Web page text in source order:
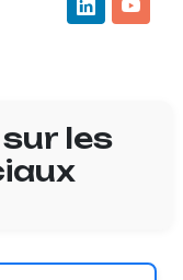
sur les